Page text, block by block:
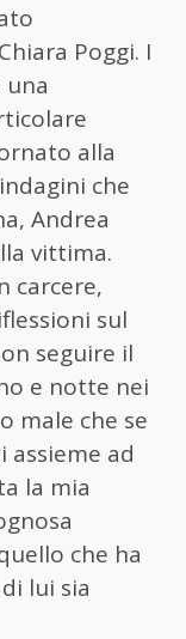
Poggi. I
alla
che
Andrea
vittima.
carcere,
sul
seguire il
e notte nei
male che se
assieme ad
la mia
che ha
lui sia